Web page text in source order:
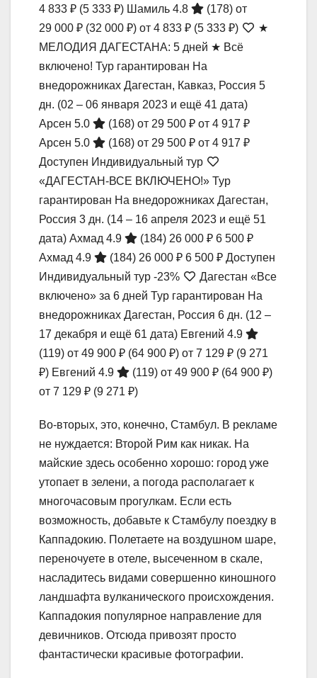
4 833 ₽ (5 333 ₽) Шамиль 4.8 (178) от
29 000 ₽ (32 000 ₽) от 4 833 ₽ (5 333 ₽)
★
МЕЛОДИЯ ДАГЕСТАНА: 5 дней ★ Всё
включено! Тур гарантирован На
внедорожниках Дагестан, Кавказ, Россия 5
дн. (02 – 06 января 2023 и ещё 41 дата)
Арсен 5.0
(168) от 29 500 ₽ от 4 917 ₽
Арсен 5.0
(168) от 29 500 ₽ от 4 917 ₽
Доступен Индивидуальный тур
«ДАГЕСТАН-ВСЕ ВКЛЮЧЕНО!» Тур
гарантирован На внедорожниках Дагестан,
Россия 3 дн. (14 – 16 апреля 2023 и ещё 51
дата) Ахмад 4.9 (184) 26 000 ₽ 6 500 ₽
Ахмад 4.9
(184) 26 000 ₽ 6 500 ₽ Доступен
Индивидуальный тур -23%
Дагестан «Все
включено» за 6 дней Тур гарантирован На
внедорожниках Дагестан, Россия 6 дн. (12 –
17 декабря и ещё 61 дата) Евгений 4.9
(119) от 49 900 ₽ (64 900 ₽) от 7 129 ₽ (9 271
₽) Евгений 4.9 (119) от 49 900 ₽ (64 900 ₽)
от 7 129 ₽ (9 271 ₽)
Во-вторых, это, конечно, Стамбул. В рекламе
не нуждается: Второй Рим как никак. На
майские здесь особенно хорошо: город уже
утопает в зелени, а погода располагает к
многочасовым прогулкам. Если есть
возможность, добавьте к Стамбулу поездку в
Каппадокию. Полетаете на воздушном шаре,
переночуете в отеле, высеченном в скале,
насладитесь видами совершенно киношного
ландшафта вулканического происхождения.
Каппадокия популярное направление для
девичников. Отсюда привозят просто
фантастически красивые фотографии.